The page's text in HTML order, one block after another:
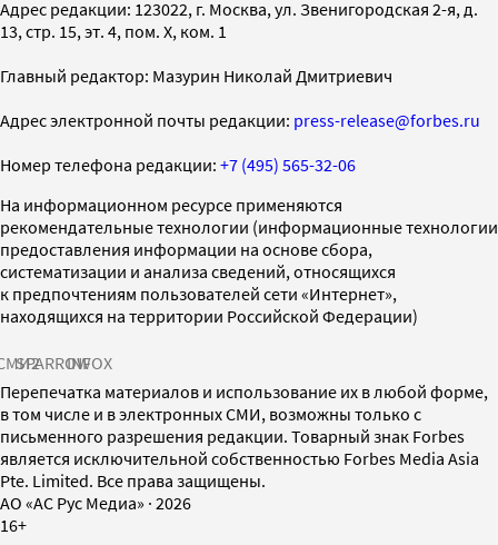
Адрес редакции: 123022, г. Москва, ул. Звенигородская 2-я, д.
13, стр. 15, эт. 4, пом. X, ком. 1
Главный редактор: Мазурин Николай Дмитриевич
Адрес электронной почты редакции: press-release@forbes.ru
Номер телефона редакции: +7 (495) 565-32-06
На информационном ресурсе применяются
рекомендательные технологии (информационные технологии
предоставления информации на основе сбора,
систематизации и анализа сведений, относящихся
к предпочтениям пользователей сети «Интернет»,
находящихся на территории Российской Федерации)
SPARROWINFOX
Перепечатка материалов и использование их в любой форме,
в том числе и в электронных СМИ, возможны только с
письменного разрешения редакции. Товарный знак Forbes
является исключительной собственностью Forbes Media Asia
Pte. Limited. Все права защищены.
AO «АС Рус Медиа» · 2026
16+